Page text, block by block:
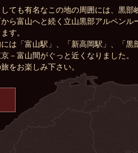
ても有名なこの地の周囲には、黒部
ら富山へと続く立山黒部アルペンル
す。
は「富山駅」、「新高岡駅」、「黒
－富山間がぐっと近くなりました。
をお楽しみ下さい。